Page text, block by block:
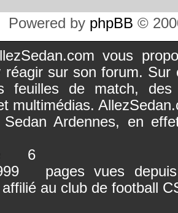
Powered by phpBB ©
vous
réagir sur son forum.
feuilles de match, des
multimédias.
Sedan Ardennes, en
pages vues
au club de football